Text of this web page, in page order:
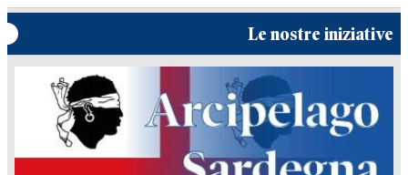
Le nostre iniziative